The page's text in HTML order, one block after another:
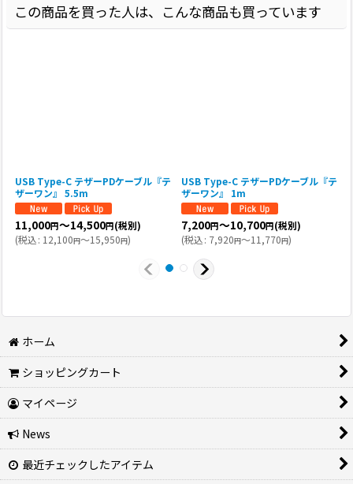
この商品を買った人は、こんな商品も買っています
USB Type-C テザーPDケーブル『テ
ザーワン』 5.5m
11,000円～14,500円(税別)
(税込: 12,100円～15,950円)
USB Type-C テザーPDケーブル『テ
ザーワン』 1m
7,200円～10,700円(税別)
(税込: 7,920円～11,770円)
ホーム
ショッピングカート
マイページ
News
最近チェックしたアイテム